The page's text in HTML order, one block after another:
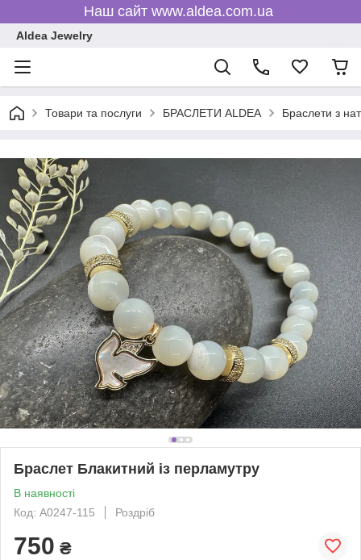
Наш сайт www.aldea.com.ua
Aldea Jewelry
Товари та послуги БРАСЛЕТИ ALDEA Браслети з
Браслет Блакитний із перламутру
В наявності
Код: A0247-115
Роздріб
750 ₴